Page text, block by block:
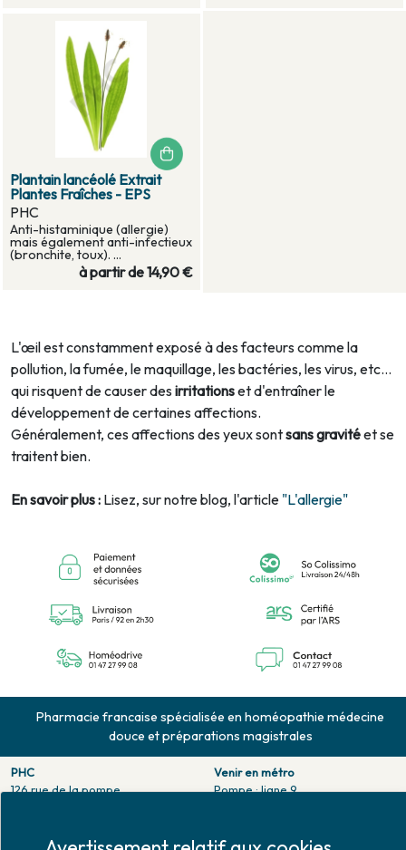
L'œil est constamment exposé à des facteurs comme la
pollution, la fumée, le maquillage, les bactéries, les virus, etc...
qui risquent de causer des irritationset d'entraîner le
développement de certaines affections.
Généralement, ces affections des yeux sontsans gravitéet se
traitent bien.
En savoir plus : Lisez, sur notre blog, l'article "L'allergie"
Plantain lancéolé Extrait
Plantes Fraîches - EPS
PHC
Anti-histaminique (allergie)
mais également anti-infectieux
(bronchite, toux). ...
à partir de14,90 €
Pharmacie francaise spécialisée en homéopathie médecine
douce et préparations magistrales
PHC
126 rue de la pompe
Fax. 01 47 55 03 61
Venir en métro
Pompe : ligne 9.